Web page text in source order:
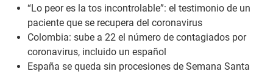
“Lo peor es la tos incontrolable”: el testimonio de un
paciente que se recupera del coronavirus
Colombia: sube a 22 el número de contagiados por
coronavirus, incluido un español
España se queda sin procesiones de Semana Santa